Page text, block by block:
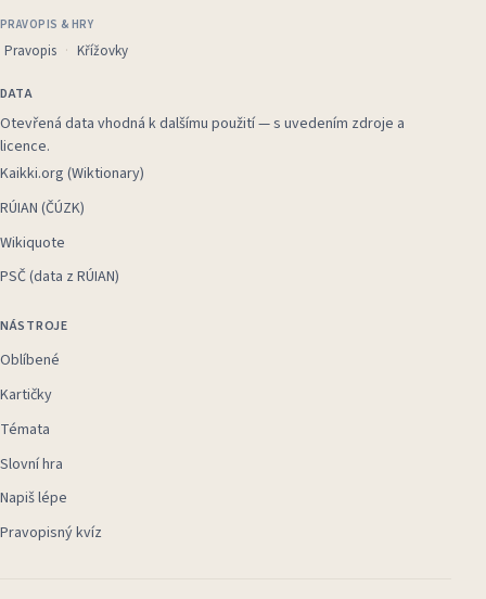
PRAVOPIS & HRY
Pravopis Křížovky
DATA
Otevřená data vhodná k dalšímu použití — s uvedením zdroje a
licence.
Kaikki.org (Wiktionary)
RÚIAN (ČÚZK)
Wikiquote
PSČ (data z RÚIAN)
NÁSTROJE
Oblíbené
Kartičky
Témata
Slovní hra
Napiš lépe
Pravopisný kvíz